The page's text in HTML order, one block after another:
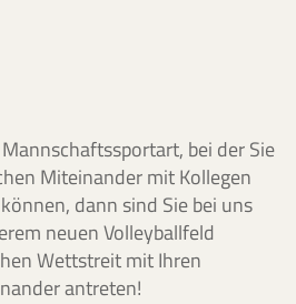
bei der Sie
Miteinander mit Kollegen
dann sind Sie bei uns
neuen Volleyballfeld
Wettstreit mit Ihren
antreten!